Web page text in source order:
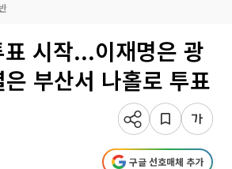
시작...이재명은 광
은 부산서 나홀로 투표
구글 선호매체 추가